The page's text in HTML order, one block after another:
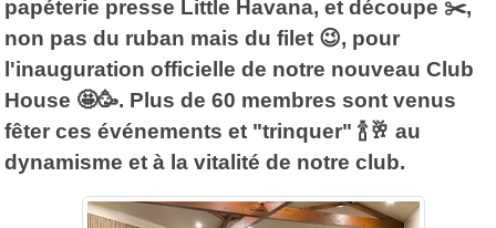
papéterie presse Little Havana, et découpe ✂️,
non pas du ruban mais du filet 😉, pour
l'inauguration officielle de notre nouveau Club
House 🤩🥳. Plus de 60 membres sont venus
fêter ces événements et "trinquer" 🍾🥂 au
dynamisme et à la vitalité de notre club.